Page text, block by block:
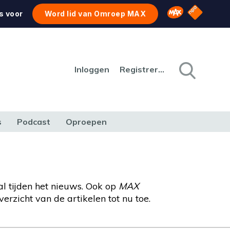
voor Word lid van Omroep MAX Omroep MAX
NPO
Inloggen Registreren
Podcast Oproepen
tijden het nieuws. Ook op MAX
van de artikelen tot nu toe.